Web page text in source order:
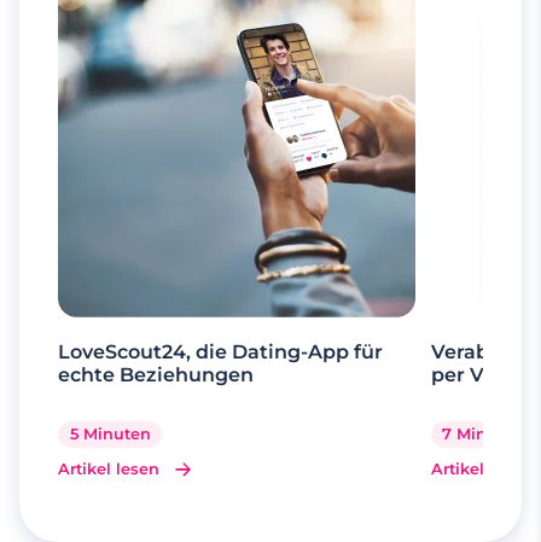
LoveScout24, die Dating-App für
echte Beziehungen
5 Minuten
Artikel lesen
per
7 Minuten
Artikel lesen